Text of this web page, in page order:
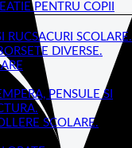
PENTRU COPII
RUCSACURI SCOLARE.
DIVERSE.
PENSULE SI
SCOLARE.